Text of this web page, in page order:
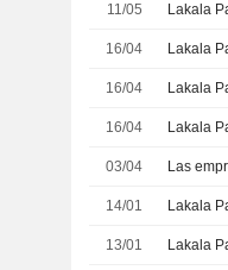
11/05
16/04
16/04
16/04
03/04
14/01
13/01 Lakala